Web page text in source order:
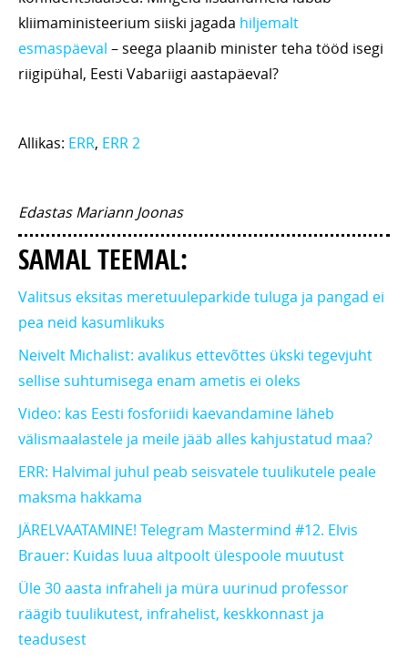
kliimaministeerium siiski jagada hiljemalt
esmaspäeval – seega plaanib minister teha tööd isegi
riigipühal, Eesti Vabariigi aastapäeval?
Allikas: ERR, ERR 2
Edastas Mariann Joonas
SAMAL TEEMAL:
Valitsus eksitas meretuuleparkide tuluga ja pangad ei
pea neid kasumlikuks
Neivelt Michalist: avalikus ettevõttes ükski tegevjuht
sellise suhtumisega enam ametis ei oleks
Video: kas Eesti fosforiidi kaevandamine läheb
välismaalastele ja meile jääb alles kahjustatud maa?
ERR: Halvimal juhul peab seisvatele tuulikutele peale
maksma hakkama
JÄRELVAATAMINE! Telegram Mastermind #12. Elvis
Brauer: Kuidas luua altpoolt ülespoole muutust
Üle 30 aasta infraheli ja müra uurinud professor
räägib tuulikutest, infrahelist, keskkonnast ja
teadusest